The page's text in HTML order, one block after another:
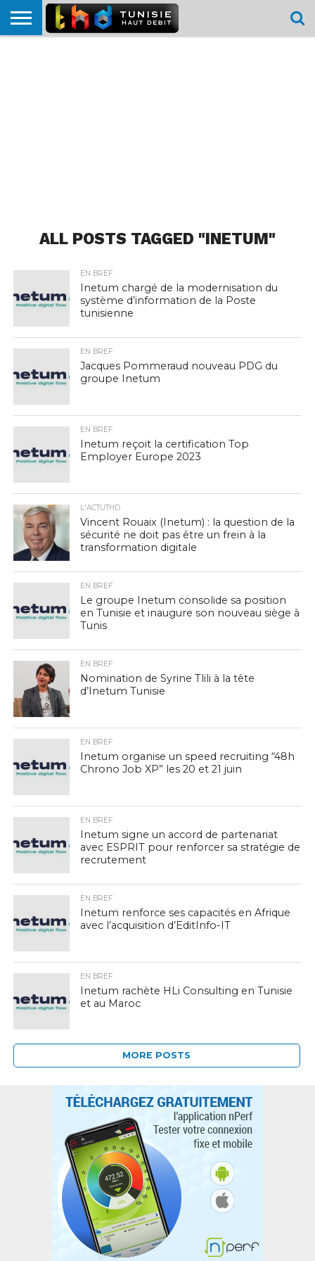
ALL POSTS TAGGED "INETUM"
EN BREF
Inetum chargé de la modernisation du
système d’information de la Poste
tunisienne
EN BREF
Jacques Pommeraud nouveau PDG du
groupe Inetum
EN BREF
Inetum reçoit la certification Top
Employer Europe 2023
L'ACTUTHD
Vincent Rouaix (Inetum) : la question de la
sécurité ne doit pas être un frein à la
transformation digitale
EN BREF
Le groupe Inetum consolide sa position
en Tunisie et inaugure son nouveau siège à
Tunis
EN BREF
Nomination de Syrine Tlili à la tête
d’Inetum Tunisie
EN BREF
Inetum organise un speed recruiting “48h
Chrono Job XP” les 20 et 21 juin
EN BREF
Inetum signe un accord de partenariat
avec ESPRIT pour renforcer sa stratégie de
recrutement
EN BREF
Inetum renforce ses capacités en Afrique
avec l’acquisition d’EditInfo-IT
EN BREF
Inetum rachète HLi Consulting en Tunisie
et au Maroc
MORE POSTS